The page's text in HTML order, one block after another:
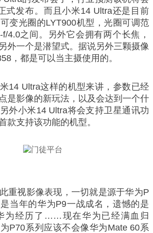
式发布。而且小米14 Ultra还是目前
变光圈的LYT900机型，光圈可调范
4.0之间。另外它会拥有两个长焦，
外一个是潜望式。据说另外三颗摄像
，都是可以当主摄使用的。
14 Ultra这样的机型来讲，参数已经
是影像的新玩法，以及会达到一个什
外小米14 Ultra将会支持卫星通讯功
款支持该功能的机型。
重视影像表现，一切就是源于华为P
当年的华为P9一战成名，遗憾的是
为经历了……现在华为已经满血归
P70系列应该不会像华为Mate 60系